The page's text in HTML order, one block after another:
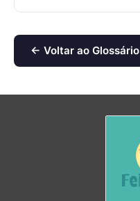
← Voltar ao Glossário